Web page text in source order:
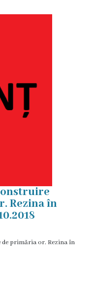
Rezina în
primăria or. Rezina în